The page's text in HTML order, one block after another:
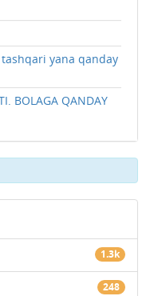
yana qanday
BOLAGA QANDAY
1.3k
248